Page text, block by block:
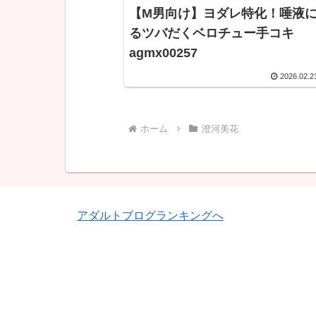
【M男向け】ヨダレ特化！唾液
るツバだくベロチュー手コキ
agmx00257
ホーム 澄河美花
アダルトブログランキングへ